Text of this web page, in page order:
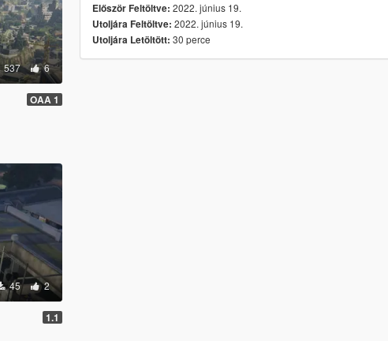
537 6
OAA 1
45 2
1.1
Először Feltöltve: 2022. június 19.
Utoljára Feltöltve: 2022. június 19.
Utoljára Letöltött: 30 perce